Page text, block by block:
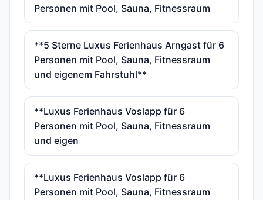
Personen mit Pool, Sauna, Fitnessraum
**5 Sterne Luxus Ferienhaus Arngast für 6
Personen mit Pool, Sauna, Fitnessraum
und eigenem Fahrstuhl**
**Luxus Ferienhaus Voslapp für 6
Personen mit Pool, Sauna, Fitnessraum
und eigen
**Luxus Ferienhaus Voslapp für 6
Personen mit Pool, Sauna, Fitnessraum